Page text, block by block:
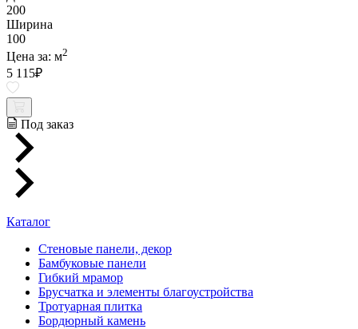
200
Ширина
100
Цена за: м2
5 115₽
Под заказ
Каталог
Стеновые панели, декор
Бамбуковые панели
Гибкий мрамор
Брусчатка и элементы благоустройства
Тротуарная плитка
Бордюрный камень